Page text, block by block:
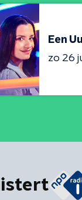
Een
zo 26